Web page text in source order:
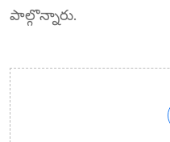
పాల్గొన్నారు.